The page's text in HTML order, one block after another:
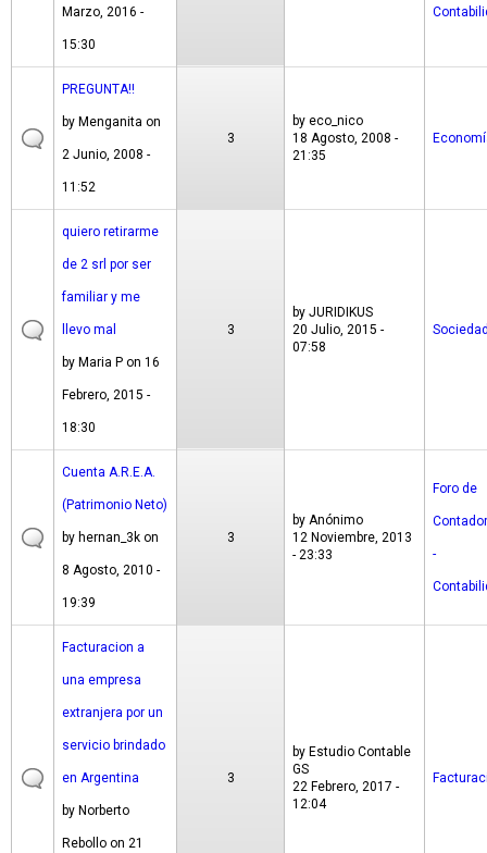
Marzo, 2016 -
15:30
PREGUNTA!!
by Menganita on
2 Junio, 2008 -
11:52
3
by eco_nico
18 Agosto, 2008 -
21:35
quiero retirarme
de 2 srl por ser
familiar y me
llevo mal
by Maria P on 16
Febrero, 2015 -
18:30
3
by JURIDIKUS
20 Julio, 2015 -
07:58
Cuenta A.R.E.A.
(Patrimonio Neto)
by hernan_3k on
8 Agosto, 2010 -
19:39
3
by Anónimo
12 Noviembre, 2013
- 23:33
Foro de
-
Facturacion a
una empresa
extranjera por un
servicio brindado
en Argentina
by Norberto
Rebollo on 21
3
by Estudio Contable
GS
22 Febrero, 2017 -
12:04